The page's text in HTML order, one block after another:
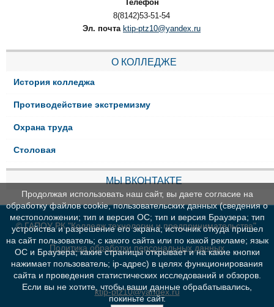
Телефон
8(8142)53-51-54
Эл. почта ktip-ptz10@yandex.ru
О КОЛЛЕДЖЕ
История колледжа
Противодействие экстремизму
Охрана труда
Столовая
МЫ ВКОНТАКТЕ
© ГАПОУ РК "Колледж технологии и предпринимательства"
Политика обработки персональных данных
ktip-ptz10@yandex.ru
Продолжая использовать наш сайт, вы даете согласие на
обработку файлов cookie, пользовательских данных (сведения о
местоположении; тип и версия ОС; тип и версия Браузера; тип
устройства и разрешение его экрана; источник откуда пришел
на сайт пользователь; с какого сайта или по какой рекламе; язык
ОС и Браузера; какие страницы открывает и на какие кнопки
нажимает пользователь; ip-адрес) в целях функционирования
сайта и проведения статистических исследований и обзоров.
Если вы не хотите, чтобы ваши данные обрабатывались,
покиньте сайт.